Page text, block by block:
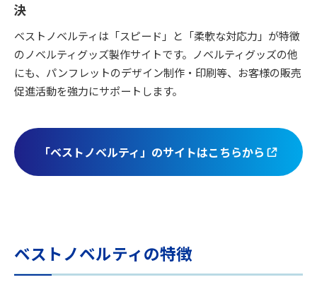
決
ベストノベルティは「スピード」と「柔軟な対応力」が特徴
のノベルティグッズ製作サイトです。ノベルティグッズの他
にも、パンフレットのデザイン制作・印刷等、お客様の販売
促進活動を強力にサポートします。
「ベストノベルティ」のサイトはこちらから
ベストノベルティの特徴